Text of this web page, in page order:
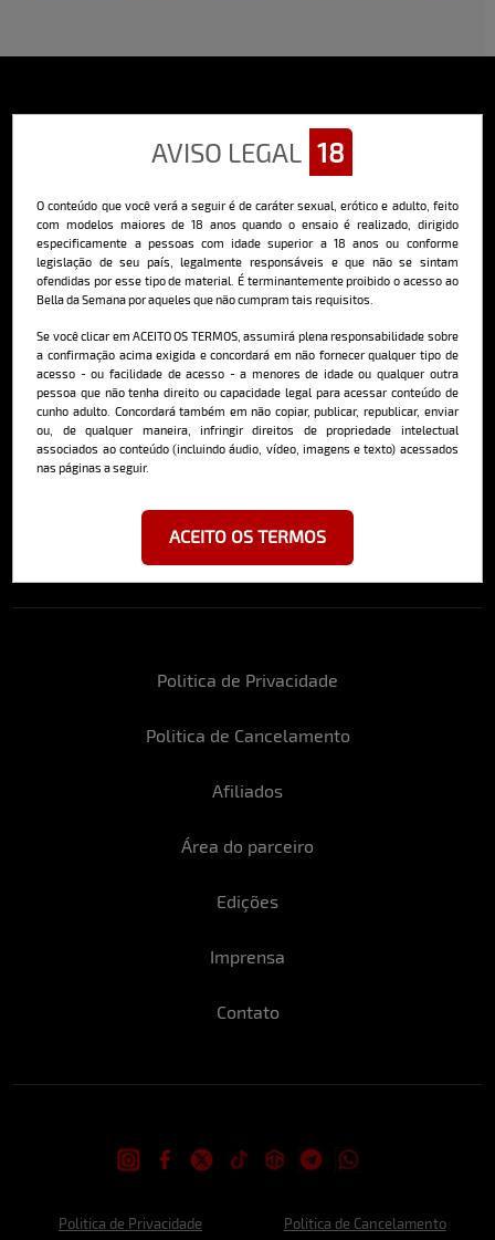
AVISO LEGAL 18
O conteúdo que você verá a seguir é de caráter sexual, erótico e adulto, feito
com modelos maiores de 18 anos quando o ensaio é realizado, dirigido
especificamente a pessoas com idade superior a 18 anos ou conforme
legislação de seu país, legalmente responsáveis e que não se sintam
ofendidas por esse tipo de material. É terminantemente proibido o acesso ao
Bella da Semana por aqueles que não cumpram tais requisitos.
Se você clicar em ACEITO OS TERMOS, assumirá plena responsabilidade sobre
a confirmação acima exigida e concordará em não fornecer qualquer tipo de
acesso - ou facilidade de acesso - a menores de idade ou qualquer outra
pessoa que não tenha direito ou capacidade legal para acessar conteúdo de
cunho adulto. Concordará também em não copiar, publicar, republicar, enviar
ou, de qualquer maneira, infringir direitos de propriedade intelectual
associados ao conteúdo (incluindo áudio, vídeo, imagens e texto) acessados
nas páginas a seguir.
ACEITO OS TERMOS
Sobre o Bella
O Bella da Semana é a maior e mais longeva revista masculina digital
qualidade, além de conteúdo editorial sobre saúde, esportes, moda,
comportamento, relacionamentos, tecnologia e erotismo.
Saiba mais
Politica de Privacidade
Politica de Cancelamento
Afiliados
Área do parceiro
Edições
Imprensa
Contato
Cadastre-se e receba a mais
deliciosa newsletter da internet
Ao se cadastrar, você concorda em receber emails da Bella da Semana
e aceita nossos termos de uso da web e política de privacidade e
Politica de Privacidade Politica de Cancelamento